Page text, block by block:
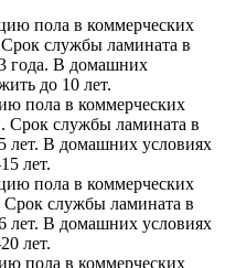
пола в коммерческих
службы ламината в
года. В домашних
до 10 лет.
пола в коммерческих
Срок службы ламината в
лет. В домашних условиях
лет.
пола в коммерческих
службы ламината в
лет. В домашних условиях
лет.
пола в коммерческих